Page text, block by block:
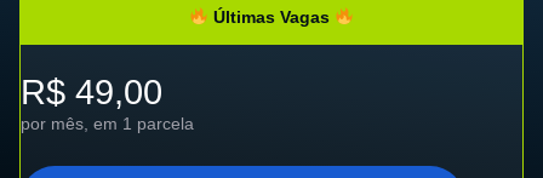
Últimas Vagas
R$ 49,00
por mês, em 1 parcela